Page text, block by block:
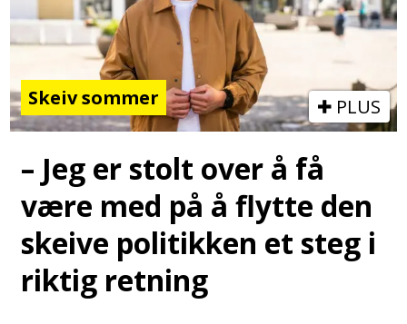
Skeiv sommer PLUS
– Jeg er stolt over å få
være med på å flytte den
skeive politikken et steg i
riktig retning